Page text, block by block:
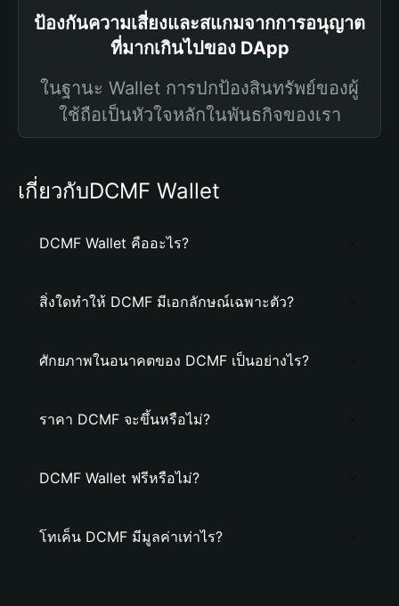
ป้องกันความเสี่ยงและสแกมจากการอนุญาต
ที่มากเกินไปของ DApp
ในฐานะ Wallet การปกป้องสินทรัพย์ของผู้
ใช้ถือเป็นหัวใจหลักในพันธกิจของเรา
เกี่ยวกับDCMF Wallet
DCMF Wallet คืออะไร?
สิ่งใดทำให้ DCMF มีเอกลักษณ์เฉพาะตัว?
ศักยภาพในอนาคตของ DCMF เป็นอย่างไร?
ราคา DCMF จะขึ้นหรือไม่?
DCMF Wallet ฟรีหรือไม่?
โทเค็น DCMF มีมูลค่าเท่าไร?